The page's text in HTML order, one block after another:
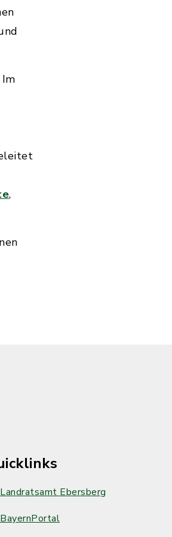
,
Landratsamt Ebersberg
BayernPortal